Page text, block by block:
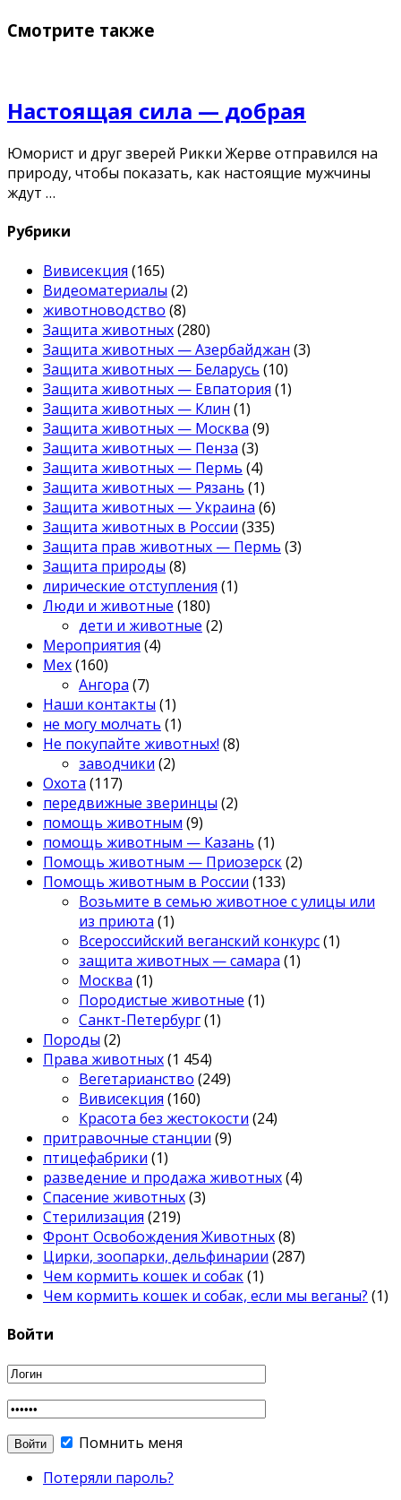
Смотрите также
Настоящая сила — добрая
Юморист и друг зверей Рикки Жерве отправился на
природу, чтобы показать, как настоящие мужчины
ждут …
Рубрики
Вивисекция (165)
Видеоматериалы (2)
животноводство (8)
Защита животных(280)
Защита животных — Азербайджан (3)
Защита животных — Беларусь (10)
Защита животных — Евпатория (1)
Защита животных — Клин (1)
Защита животных — Москва (9)
Защита животных — Пенза (3)
Защита животных — Пермь (4)
Защита животных — Рязань (1)
Защита животных — Украина (6)
Защита животных в России (335)
Защита прав животных — Пермь (3)
Защита природы (8)
лирические отступления (1)
Люди и животные (180)
дети и животные (2)
Мероприятия (4)
Мех(160)
Ангора (7)
Наши контакты (1)
не могу молчать (1)
Не покупайте животных! (8)
заводчики (2)
Охота (117)
передвижные зверинцы (2)
помощь животным (9)
помощь животным — Казань (1)
Помощь животным — Приозерск(2)
Помощь животным в России (133)
Возьмите в семью животное с улицы или
из приюта (1)
Всероссийский веганский конкурс(1)
защита животных — самара (1)
Москва (1)
Породистые животные (1)
Санкт-Петербург(1)
Породы (2)
Права животных(1 454)
Вегетарианство (249)
Вивисекция (160)
Красота без жестокости (24)
притравочные станции (9)
птицефабрики (1)
разведение и продажа животных(4)
Спасение животных(3)
Стерилизация (219)
Фронт Освобождения Животных(8)
Цирки, зоопарки, дельфинарии (287)
Чем кормить кошек и собак(1)
Чем кормить кошек и собак, если мы веганы? (1)
Войти
Помнить меня
Потеряли пароль?